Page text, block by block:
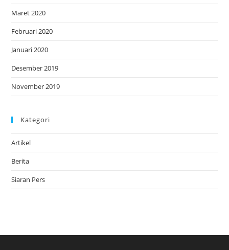
Maret 2020
Februari 2020
Januari 2020
Desember 2019
November 2019
Kategori
Artikel
Berita
Siaran Pers